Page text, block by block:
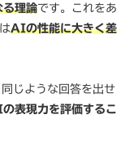
る理論です。これをあ
AIの性能に大きく差
じような回答を出せ
表現力を評価するこ